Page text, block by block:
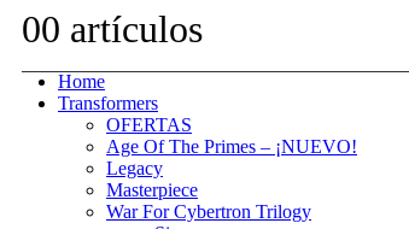
00 artículos
Home
Transformers
OFERTAS
Age Of The Primes – ¡NUEVO!
Legacy
Masterpiece
War For Cybertron Trilogy